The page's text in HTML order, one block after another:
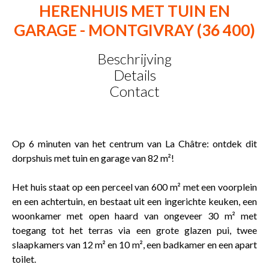
HERENHUIS MET TUIN EN
GARAGE - MONTGIVRAY (36 400)
Beschrijving
Details
Contact
Op 6 minuten van het centrum van La Châtre: ontdek dit
dorpshuis met tuin en garage van 82 m²!
Het huis staat op een perceel van 600 m² met een voorplein
en een achtertuin, en bestaat uit een ingerichte keuken, een
woonkamer met open haard van ongeveer 30 m² met
toegang tot het terras via een grote glazen pui, twee
slaapkamers van 12 m² en 10 m², een badkamer en een apart
toilet.